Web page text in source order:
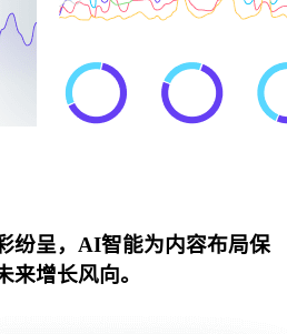
纷呈，AI智能为内容布局保
来增长风向。